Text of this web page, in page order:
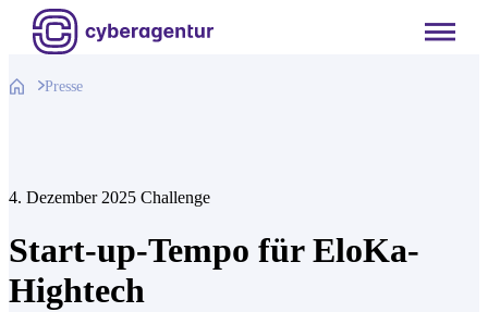
Zum
Inhalt
springen
Presse
4. Dezember 2025 Challenge
Start-up-Tempo für EloKa-
Hightech